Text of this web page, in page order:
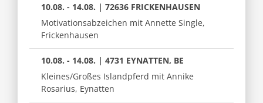
10.08. - 14.08. | 72636 FRICKENHAUSEN
Motivationsabzeichen mit Annette Single,
Frickenhausen
10.08. - 14.08. | 4731 EYNATTEN, BE
Kleines/Großes Islandpferd mit Annike
Rosarius, Eynatten